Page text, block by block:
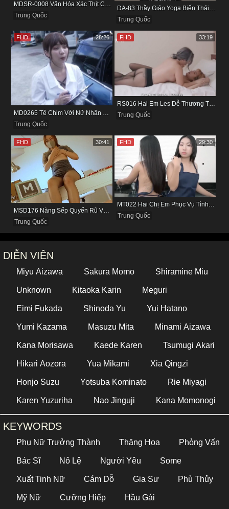
MDSR-0008 Văn Hóa Xác Thịt Của Hãng Hàng Không Nổi Tiếng
Trung Quốc
DA-83 Thầy Giáo Yoga Biến Thái Ép Nữ Học Viên Vừa Đạp Xe Vừa Nhún
Trung Quốc
MD0265 Tê Chim Với Nữ Nhân Viên Làm Ở Hãng Xe
Trung Quốc
FHD 28:26
Trung Quốc
FHD 33:19
MSD176 Nàng Sếp Quyến Rũ Và Đôi Chân Cực Phẩm
Trung Quốc
FHD 30:41
Trung Quốc
FHD 29:30
DIỄN VIÊN
Miyu Aizawa Sakura Momo Shiramine Miu
Unknown Kitaoka Karin Meguri
Eimi Fukada Shinoda Yu Yui Hatano
Yumi Kazama Masuzu Mita Minami Aizawa
Kana Morisawa Kaede Karen Tsumugi Akari
Hikari Aozora Yua Mikami Xia Qingzi
Honjo Suzu Yotsuba Kominato Rie Miyagi
Karen Yuzuriha Nao Jinguji Kana Momonogi
KEYWORDS
Phụ Nữ Trưởng Thành Thăng Hoa Phỏng Vấn
Bác Sĩ Nô Lệ Người Yêu Some
Xuất Tinh Nữ Cám Dỗ Gia Sư Phù Thủy
Mỹ Nữ Cưỡng Hiếp Hầu Gái